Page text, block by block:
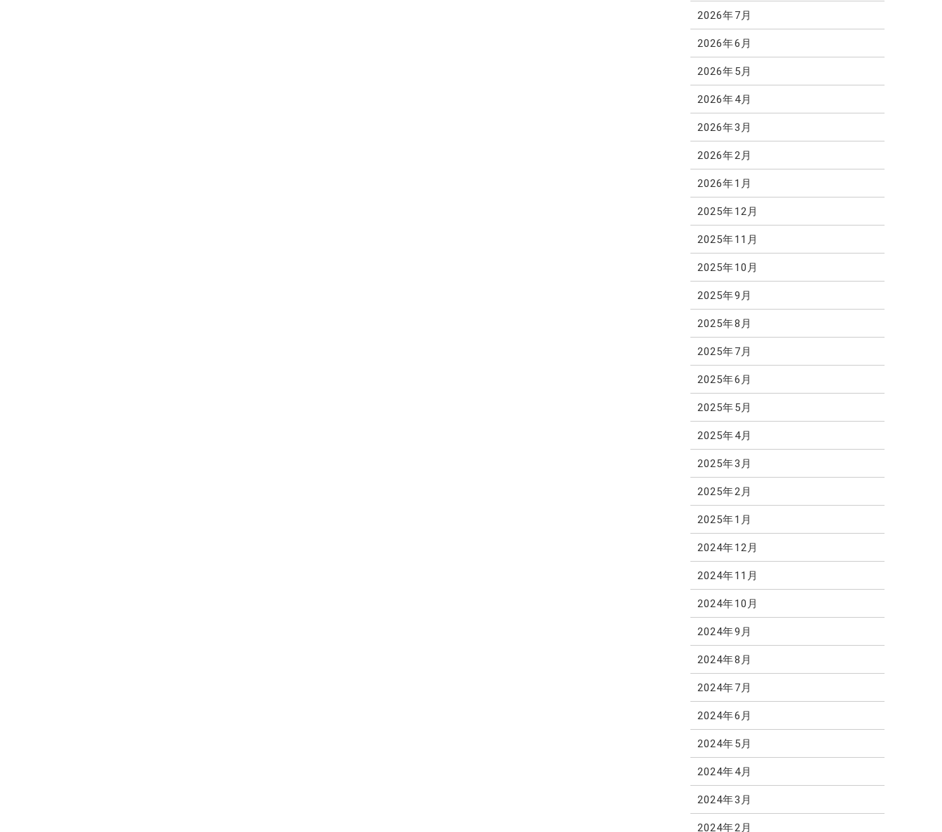
2026年7月
2026年6月
2026年5月
2026年4月
2026年3月
2026年2月
2026年1月
2025年12月
2025年11月
2025年10月
2025年9月
2025年8月
2025年7月
2025年6月
2025年5月
2025年4月
2025年3月
2025年2月
2025年1月
2024年12月
2024年11月
2024年10月
2024年9月
2024年8月
2024年7月
2024年6月
2024年5月
2024年4月
2024年3月
2024年2月